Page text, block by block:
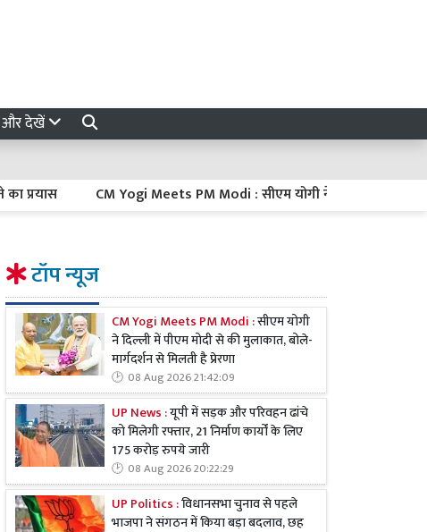
और देखें
CM Yogi Meets PM Modi : सीएम योगी ने दिल्ली में पीएम मोदी से की
टॉप न्यूज
CM Yogi Meets PM Modi :सीएम योगी
ने दिल्ली में पीएम मोदी से की मुलाकात, बोले-
मार्गदर्शन से मिलती है प्रेरणा
08 Aug 2026 21:42:09
UP News :यूपी में सड़क और परिवहन ढांचे
को मिलेगी रफ्तार, 21 निर्माण कार्यों के लिए
175 करोड़ रुपये जारी
08 Aug 2026 20:22:29
UP Politics :विधानसभा चुनाव से पहले
भाजपा ने संगठन में किया बड़ा बदलाव, छह